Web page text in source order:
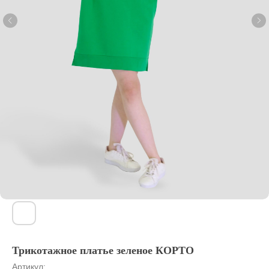
Трикотажное платье зеленое КОРТО
Артикул: